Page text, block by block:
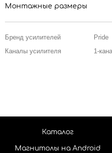
Монтажные размеры
Бренд усилителей
Pride
Каналы усилителя
1-
Каталог
Магнитолы на Android